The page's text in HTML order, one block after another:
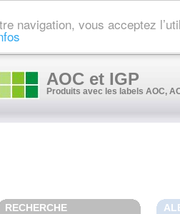
navigation, vous acceptez
AOC et IGP
Produits avec les labels AOC,
RECHERCHE